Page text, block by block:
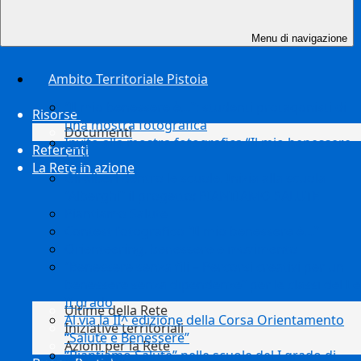
Risorse
Documenti
Referenti
La Rete in azione
Ultime della Rete
Iniziative territoriali
Azioni per la Rete
Menu di navigazione
Ambito Territoriale Pistoia
una mostra fotografica
Invito alla mostra fotografica “Il mio benessere
è…”
Gli alberi dentro le scuole. Inizia alla scuola
II grado
Al via la II^ edizione della Corsa Orientamento
“Salute e Benessere”
“Piantiamo Salute” nelle scuole del I grado di